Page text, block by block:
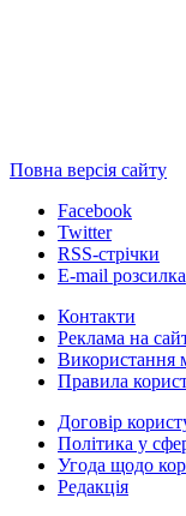
Повна версія сайту
Facebook
Twitter
RSS-стрічки
E-mail розсилка
Контакти
Реклама на
Використання
Правила
Договір
Політика у
Угода щодо
Редакція